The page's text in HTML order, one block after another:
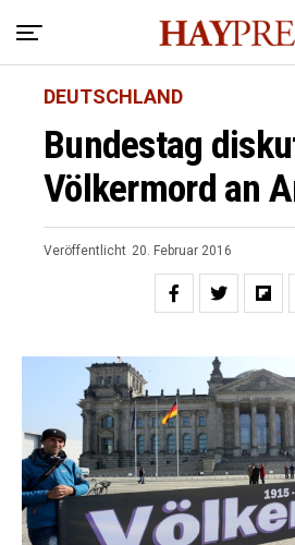
DEUTSCHLAND
Bundestag
Völkermord an
Veröffentlicht 20. Februar 2016